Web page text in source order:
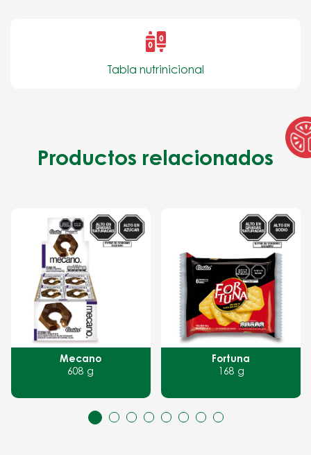
Tabla nutrinicional
Productos relacionados
Mecano
608 g
Fortuna
168 g